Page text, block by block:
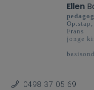
Ellen
Frans
jonge
0498 37 05 69